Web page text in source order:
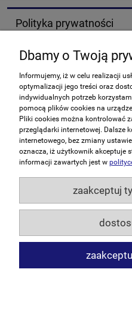
Polityka prywatności
pokaż
Sklep
Dbamy o Twoją
Informujemy, iż w celu realizacji
optymalizacji jego treści oraz
indywidualnych potrzeb
pomocą plików cookies na
Pliki cookies można kontrolować
przeglądarki internetowej. Dalsze
internetowego, bez zmiany
oznacza, iż użytkownik akceptuje
informacji zawartych jest w
zaakceptuj